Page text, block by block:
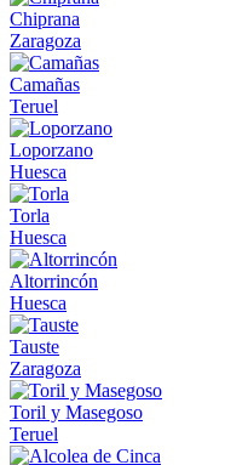
Chiprana
Zaragoza
Camañas
Teruel
Loporzano
Huesca
Torla
Huesca
Altorrincón
Huesca
Tauste
Zaragoza
Toril y Masegoso
Teruel